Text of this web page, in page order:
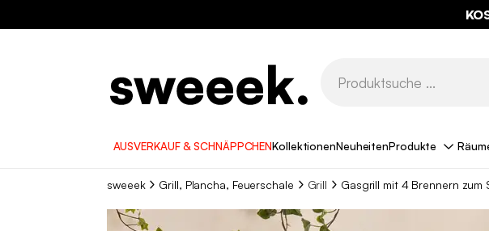
AUSVERKAUF & SCHNÄPPCHENKollektionenNeuheitenProdukte
sweeek Grill, Plancha, Feuerschale Grill Gasgrill mit 4 Brennern zum